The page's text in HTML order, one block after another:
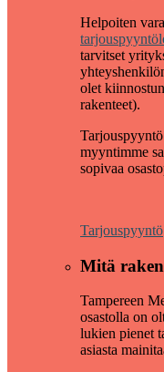
Helpoiten
tarvitset
olet
rakenteet).
myyntimme
sopivaa
Tarjouspyyntö
Mitä
Tampereen
osastolla on
lukien pienet
asiasta